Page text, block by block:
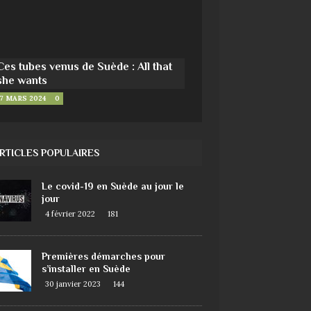
tubes venus de Suède : All that
wants
7 MARS 2024 0
POPULAIRES
Le covid-19 en Suède au jour le
jour
4 février 2022 181
Premières démarches pour
s’installer en Suède
30 janvier 2023 144